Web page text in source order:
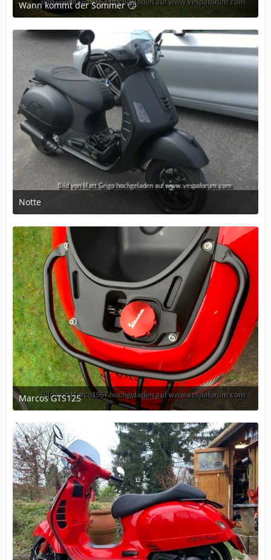
Wann kommt der Sommer 🙄
March 8, 2020 at 01:19
Notte
March 1, 2020 at 10:00
2
Marcos GTS125
February 27, 2020 at 22:32